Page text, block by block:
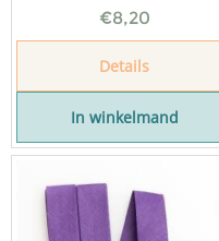
€8,20
Details
In winkelmand